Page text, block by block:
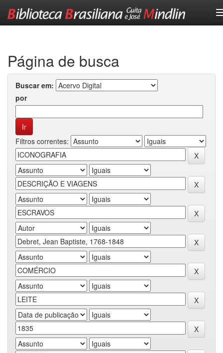
Página de busca
Buscar em:
por
Filtros correntes: